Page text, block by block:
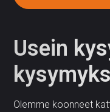
Usein
Olemme koonneet